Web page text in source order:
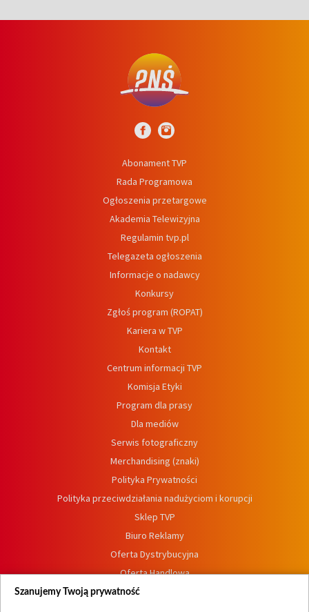
Abonament TVP
Rada Programowa
Ogłoszenia przetargowe
Akademia Telewizyjna
Regulamin tvp.pl
Telegazeta ogłoszenia
Informacje o nadawcy
Konkursy
Zgłoś program (ROPAT)
Kariera w TVP
Kontakt
Centrum informacji TVP
Komisja Etyki
Program dla prasy
Dla mediów
Serwis fotograficzny
Merchandising (znaki)
Polityka Prywatności
Polityka przeciwdziałania nadużyciom i korupcji
Sklep TVP
Biuro Reklamy
Oferta Dystrybucyjna
Oferta Handlowa
Dostępność
Szanujemy Twoją prywatność